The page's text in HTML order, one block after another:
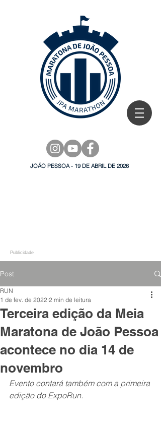
JOÃO PESSOA - 19 DE ABRIL DE 2026
Publicidade
Post
Terceira edição da Meia
Maratona de João Pessoa
acontece no dia 14 de
novembro
RUN
1 de fev. de 2022 2 min de leitura
Evento contará também com a primeira
edição do ExpoRun.